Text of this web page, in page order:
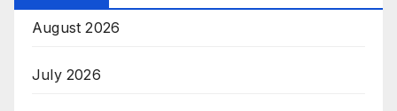
August 2026
July 2026